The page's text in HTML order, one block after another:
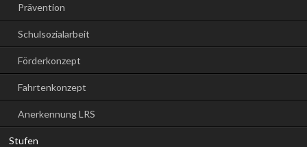
Prävention
Schulsozialarbeit
Förderkonzept
Fahrtenkonzept
Anerkennung LRS
Stufen